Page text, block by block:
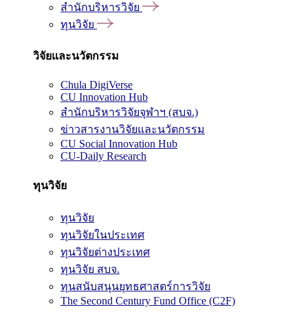
สำนักบริหารวิจัย
ทุนวิจัย
วิจัยและนวัตกรรม
Chula DigiVerse
CU Innovation Hub
สำนักบริหารวิจัยจุฬาฯ (สบจ.)
ข่าวสารงานวิจัยและนวัตกรรม
CU Social Innovation Hub
CU-Daily Research
ทุนวิจัย
ทุนวิจัย
ทุนวิจัยในประเทศ
ทุนวิจัยต่างประเทศ
ทุนวิจัย สบจ.
ทุนสนับสนุนยุทธศาสตร์การวิจัย
The Second Century Fund Office (C2F)